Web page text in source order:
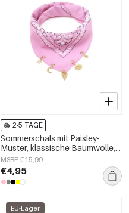
2-5 TAGE
Sommerschals mit Paisley-
Muster, klassische Baumwolle,
Alltagsaccessoires
MSRP €15,99
€4,95
EU-Lager